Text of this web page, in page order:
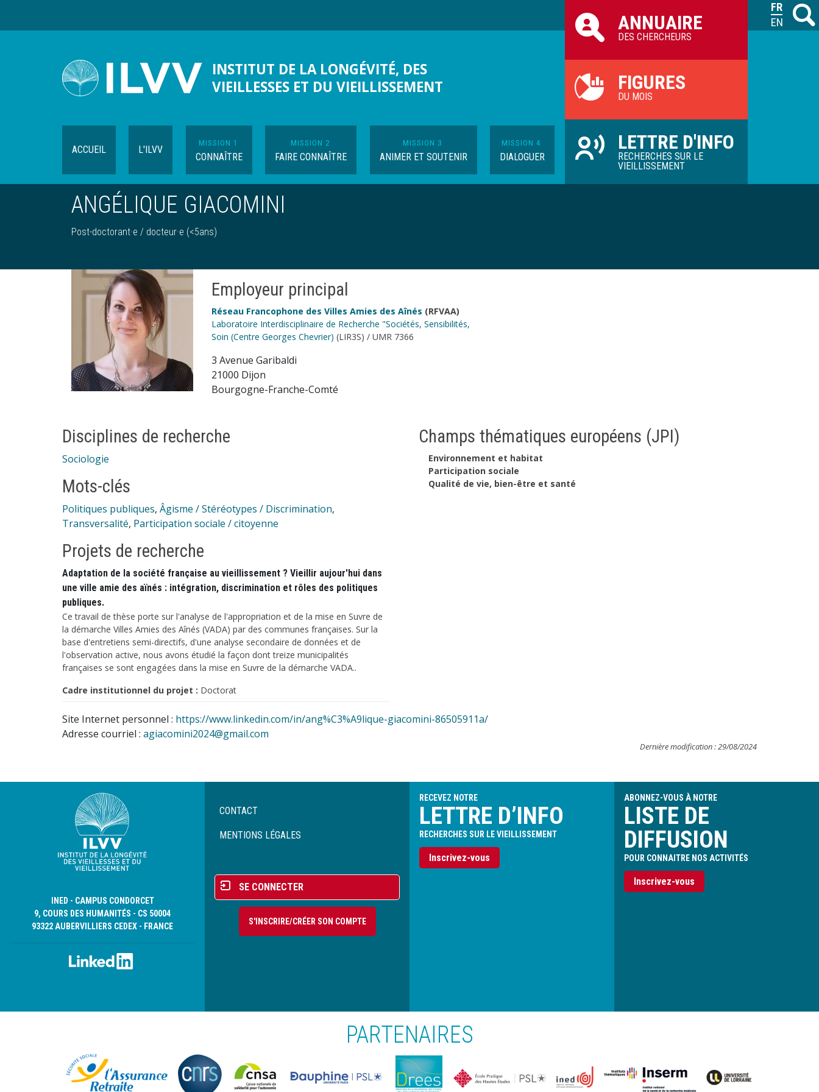
M
INSTITUT DE LA LONGÉVITÉ, DES
VIEILLESSES ET DU VIEILLISSEMENT
ACCUEIL L'ILVV
MISSION 1
CONNAÎTRE
MISSION 2
FAIRE CONNAÎTRE
MISSION 3
ANIMER ET SOUTENIR
MISSION 4
DIALOGUER
ILVV
ANNUAIRE
DES CHERCHEURS
FIGURES
DU MOIS
LETTRE D'INFO
RECHERCHES SUR LE
VIEILLISSEMENT
ANGÉLIQUE GIACOMINI
Post-doctorant·e / docteur·e (<5ans)
Employeur principal
Réseau Francophone des Villes Amies des Aînés (RFVAA)
Laboratoire Interdisciplinaire de Recherche "Sociétés, Sensibilités,
Soin (Centre Georges Chevrier) (LIR3S) / UMR 7366
3 Avenue Garibaldi
21000 Dijon
Bourgogne-Franche-Comté
Disciplines de recherche
Sociologie
Mots-clés
Politiques publiques, Âgisme / Stéréotypes / Discrimination,
Transversalité, Participation sociale / citoyenne
Champs thématiques européens (JPI)
Environnement et habitat
Participation sociale
Qualité de vie, bien-être et santé
Projets de recherche
Adaptation de la société française au vieillissement ? Vieillir aujour'hui dans
une ville amie des aïnés : intégration, discrimination et rôles des politiques
publiques.
Ce travail de thèse porte sur l'analyse de l'appropriation et de la mise en Suvre de
la démarche Villes Amies des Aînés (VADA) par des communes françaises. Sur la
base d'entretiens semi-directifs, d'une analyse secondaire de données et de
l'observation active, nous avons étudié la façon dont treize municipalités
françaises se sont engagées dans la mise en Suvre de la démarche VADA..
Cadre institutionnel du projet : Doctorat
Site Internet personnel : https://www.linkedin.com/in/ang%C3%A9lique-giacomini-86505911a/
Adresse courriel : agiacomini2024@gmail.com
Dernière modification : 29/08/2024
INED - CAMPUS CONDORCET
9, COURS DES HUMANITÉS - CS 50004
93322 AUBERVILLIERS CEDEX - FRANCE
Menu
de
CONTACT
MENTIONS LÉGALES
Menu
du
compte
l'utilisateur
SE CONNECTER
S'INSCRIRE/CRÉER SON COMPTE
RECEVEZ NOTRE
LETTRE D’INFO
RECHERCHES SUR LE VIEILLISSEMENT
Inscrivez-vous
ABONNEZ-VOUS À NOTRE
LISTE DE
DIFFUSION
POUR CONNAITRE NOS ACTIVITÉS
Inscrivez-vous
PARTENAIRES
FRANÇAIS
ENGLISH